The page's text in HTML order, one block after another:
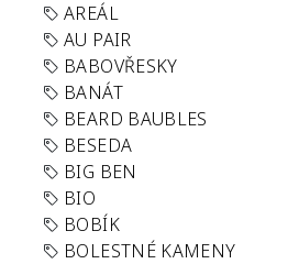
AREÁL
AU PAIR
BABOVŘESKY
BANÁT
BEARD BAUBLES
BESEDA
BIG BEN
BIO
BOBÍK
BOLESTNÉ KAMENY